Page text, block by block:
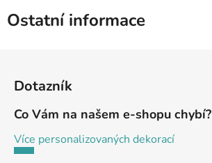
Ostatní informace
Dotazník
Co Vám na našem e-shopu chybí?
Více personalizovaných dekorací